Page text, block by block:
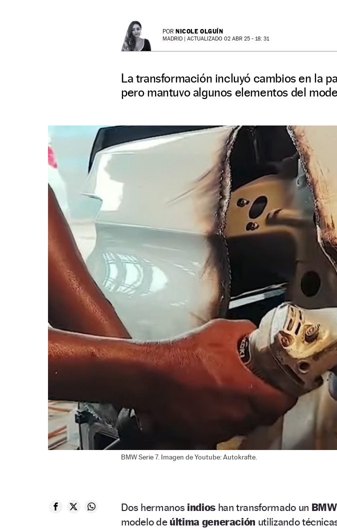
POR NICOLE OLGUÍN
MADRID | ACTUALIZADO 02 ABR 25 - 18: 31
La transformación incluyó cambios en la
pero mantuvo algunos elementos del
BMW Serie 7. Imagen de Youtube: Autokrafte.
Dos hermanos indios han transformado un
modelo de última generación utilizando